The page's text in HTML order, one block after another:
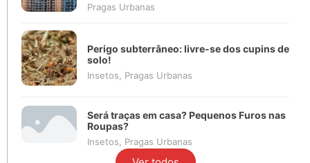
Pragas Urbanas
Perigo subterrâneo: livre-se dos cupins de
solo!
Insetos Pragas Urbanas
Será traças em casa? Pequenos Furos nas
Roupas?
Insetos Pragas Urbanas